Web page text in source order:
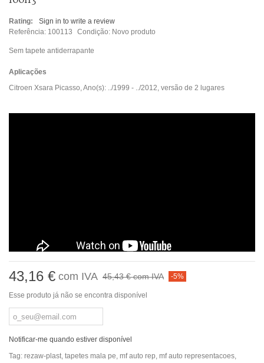
Rating:
Sign in to write a review
Referência: 100113 Condição: Novo produto
Sem tapete antiderrapante
Aplicações
Citroen Xsara Picasso, Ano(s): ../1999 - ../2012, versão de 2 lugares
43,16 € com IVA 45,43 €com IVA -5%
Esse produto já não se encontra disponível
Notificar-me quando estiver disponível
Tag: rezaw-plast, tapetes mala pe, mf auto rep, mf auto representacoes,